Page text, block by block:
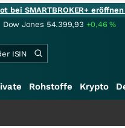
bei SMARTBROKER+
Dow Jones 54.399,93 +0,46%
Rohstoffe Krypto